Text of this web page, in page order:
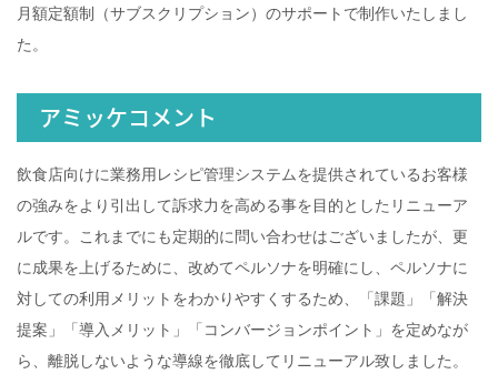
月額定額制（サブスクリプション）のサポートで制作いたしまし
た。
アミッケコメント
飲食店向けに業務用レシピ管理システムを提供されているお客様
の強みをより引出して訴求力を高める事を目的としたリニューア
ルです。これまでにも定期的に問い合わせはございましたが、更
に成果を上げるために、改めてペルソナを明確にし、ペルソナに
対しての利用メリットをわかりやすくするため、「課題」「解決
提案」「導入メリット」「コンバージョンポイント」を定めなが
ら、離脱しないような導線を徹底してリニューアル致しました。